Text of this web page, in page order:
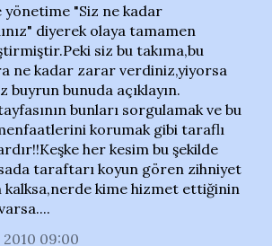
yönetime "Siz ne kadar
diyerek olaya tamamen
siz bu takıma,bu
ne kadar zarar verdiniz,yiyorsa
buyrun bunuda açıklayın.
bunları sorgulamak ve bu
korumak gibi taraflı
her kesim bu şekilde
taraftarı koyun gören zihniyet
kime hizmet ettiğinin
09:00